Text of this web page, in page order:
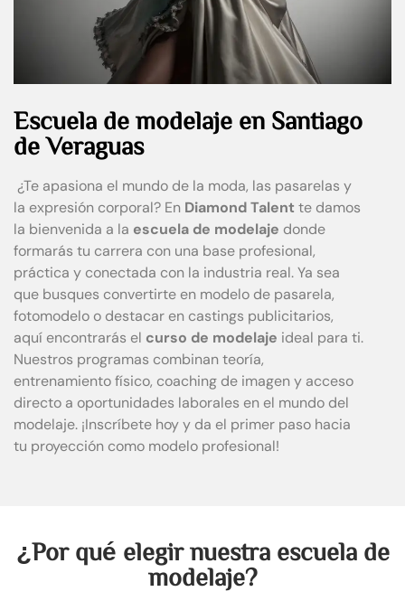
Escuela de modelaje en Santiago
de Veraguas
¿Te apasiona el mundo de la moda, las pasarelas y
la expresión corporal? En Diamond Talent te damos
la bienvenida a la escuela de modelaje donde
formarás tu carrera con una base profesional,
práctica y conectada con la industria real. Ya sea
que busques convertirte en modelo de pasarela,
fotomodelo o destacar en castings publicitarios,
aquí encontrarás el curso de modelaje ideal para ti.
Nuestros programas combinan teoría,
entrenamiento físico, coaching de imagen y acceso
directo a oportunidades laborales en el mundo del
modelaje. ¡Inscríbete hoy y da el primer paso hacia
tu proyección como modelo profesional!
¿Por qué elegir nuestra escuela de
modelaje?